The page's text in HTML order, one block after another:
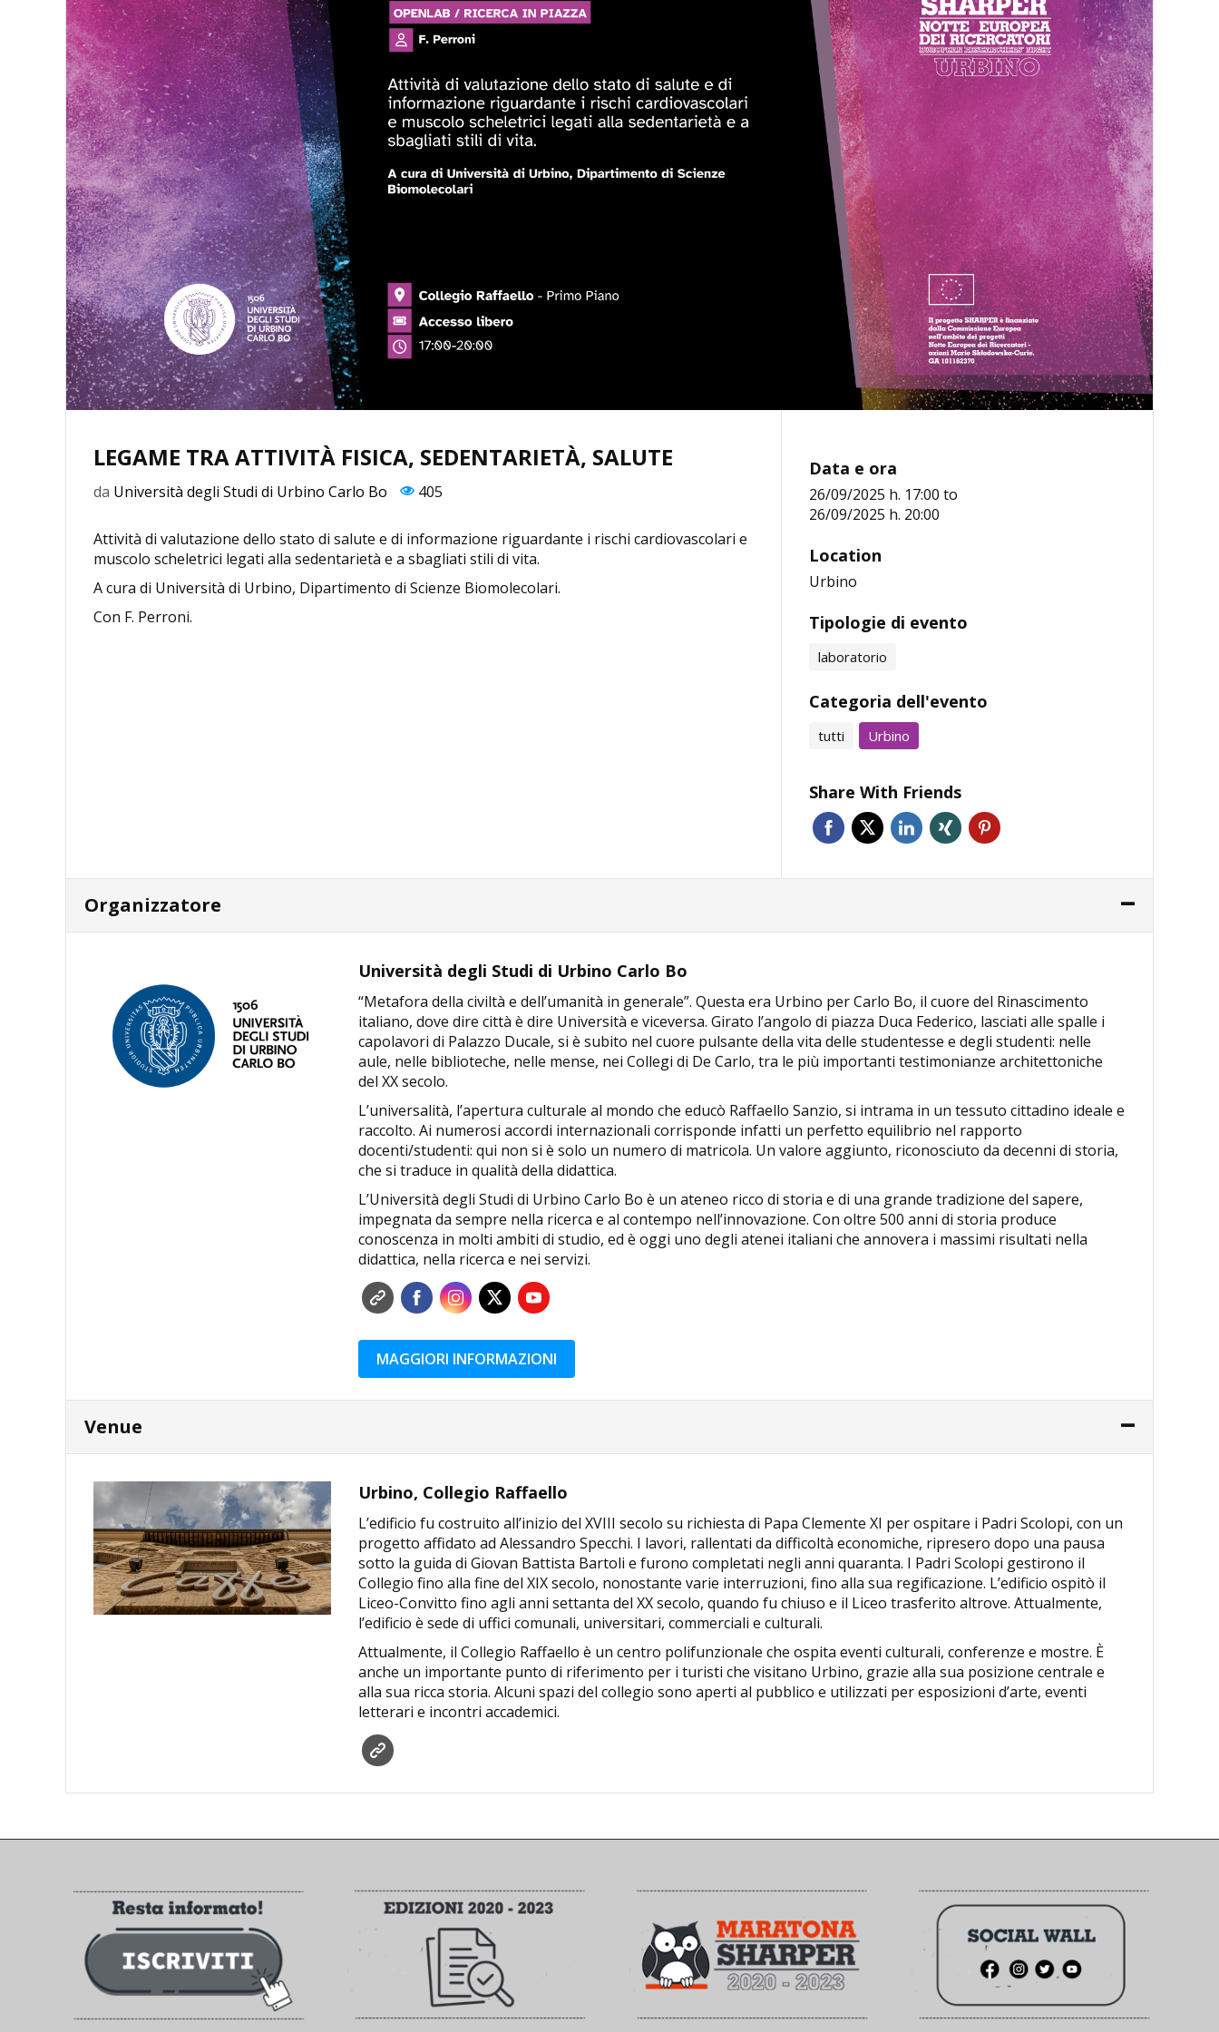
LEGAME TRA ATTIVITÀ FISICA, SEDENTARIETÀ, SALUTE
da Università degli Studi di Urbino Carlo Bo 405
Attività di valutazione dello stato di salute e di informazione riguardante i rischi cardiovascolari e
muscolo scheletrici legati alla sedentarietà e a sbagliati stili di vita.
A cura di Università di Urbino, Dipartimento di Scienze Biomolecolari.
Con F. Perroni.
Data e ora
26/09/2025 h. 17:00 to
26/09/2025 h. 20:00
Location
Urbino
Tipologie di evento
laboratorio
Categoria dell'evento
tutti Urbino
Share With Friends
Organizzatore
Università degli Studi di Urbino Carlo Bo
“Metafora della civiltà e dell’umanità in generale”. Questa era Urbino per Carlo Bo, il cuore del Rinascimento
italiano, dove dire città è dire Università e viceversa. Girato l’angolo di piazza Duca Federico, lasciati alle spalle i
capolavori di Palazzo Ducale, si è subito nel cuore pulsante della vita delle studentesse e degli studenti: nelle
aule, nelle biblioteche, nelle mense, nei Collegi di De Carlo, tra le più importanti testimonianze architettoniche
del XX secolo.
L’universalità, l’apertura culturale al mondo che educò Raffaello Sanzio, si intrama in un tessuto cittadino ideale e
raccolto. Ai numerosi accordi internazionali corrisponde infatti un perfetto equilibrio nel rapporto
docenti/studenti: qui non si è solo un numero di matricola. Un valore aggiunto, riconosciuto da decenni di storia,
che si traduce in qualità della didattica.
L’Università degli Studi di Urbino Carlo Bo è un ateneo ricco di storia e di una grande tradizione del sapere,
impegnata da sempre nella ricerca e al contempo nell’innovazione. Con oltre 500 anni di storia produce
conoscenza in molti ambiti di studio, ed è oggi uno degli atenei italiani che annovera i massimi risultati nella
didattica, nella ricerca e nei servizi.
MAGGIORI INFORMAZIONI
Venue
Urbino, Collegio Raffaello
L’edificio fu costruito all’inizio del XVIII secolo su richiesta di Papa Clemente XI per ospitare i Padri Scolopi, con un
progetto affidato ad Alessandro Specchi. I lavori, rallentati da difficoltà economiche, ripresero dopo una pausa
sotto la guida di Giovan Battista Bartoli e furono completati negli anni quaranta. I Padri Scolopi gestirono il
Collegio fino alla fine del XIX secolo, nonostante varie interruzioni, fino alla sua regificazione. L’edificio ospitò il
Liceo-Convitto fino agli anni settanta del XX secolo, quando fu chiuso e il Liceo trasferito altrove. Attualmente,
l’edificio è sede di uffici comunali, universitari, commerciali e culturali.
Attualmente, il Collegio Raffaello è un centro polifunzionale che ospita eventi culturali, conferenze e mostre. È
anche un importante punto di riferimento per i turisti che visitano Urbino, grazie alla sua posizione centrale e
alla sua ricca storia. Alcuni spazi del collegio sono aperti al pubblico e utilizzati per esposizioni d’arte, eventi
letterari e incontri accademici.